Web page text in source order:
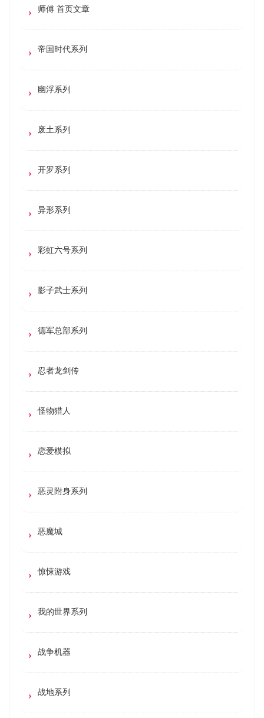
师傅 首页文章
帝国时代系列
幽浮系列
废土系列
开罗系列
异形系列
彩虹六号系列
影子武士系列
德军总部系列
忍者龙剑传
怪物猎人
恋爱模拟
恶灵附身系列
恶魔城
惊悚游戏
我的世界系列
战争机器
战地系列